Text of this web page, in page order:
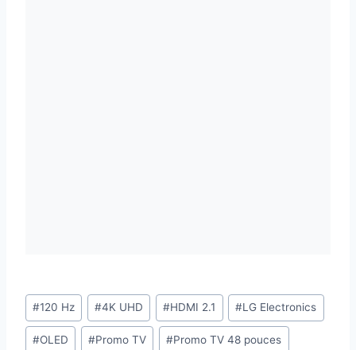
Étiquettes
de
la
#120 Hz #4K UHD #HDMI 2.1 #LG Electronics
#OLED #Promo TV #Promo TV 48 pouces